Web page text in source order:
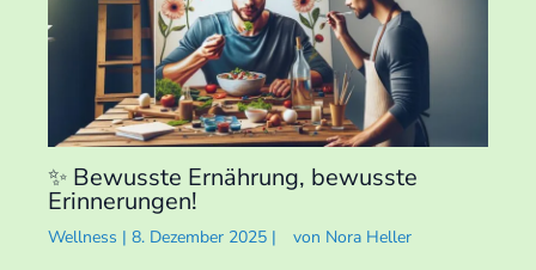
✨ Bewusste Ernährung, bewusste
Erinnerungen!
Wellness | 8. Dezember 2025 | von Nora Heller